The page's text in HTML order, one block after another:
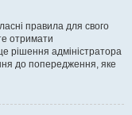
правила для свого
отримати
рішення адміністратора
до попередження, яке